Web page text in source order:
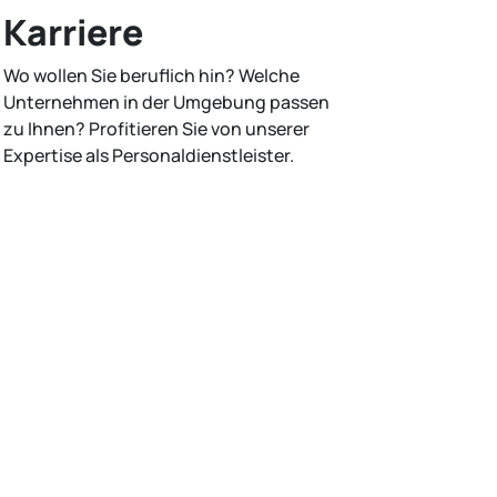
Karriere
Wo wollen Sie beruflich hin? Welche
Unternehmen in der Umgebung passen
zu Ihnen? Profitieren Sie von unserer
Expertise als Personaldienstleister.